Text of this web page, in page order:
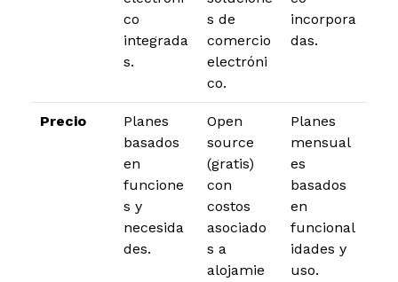
co
integrada
s.
s de
comercio
electróni
co.
incorpora
das.
Precio
Planes
basados
en
funcione
s y
necesida
des.
Open
source
(gratis)
con
costos
asociado
s a
alojamie
Planes
mensual
es
basados
en
funcional
idades y
uso.